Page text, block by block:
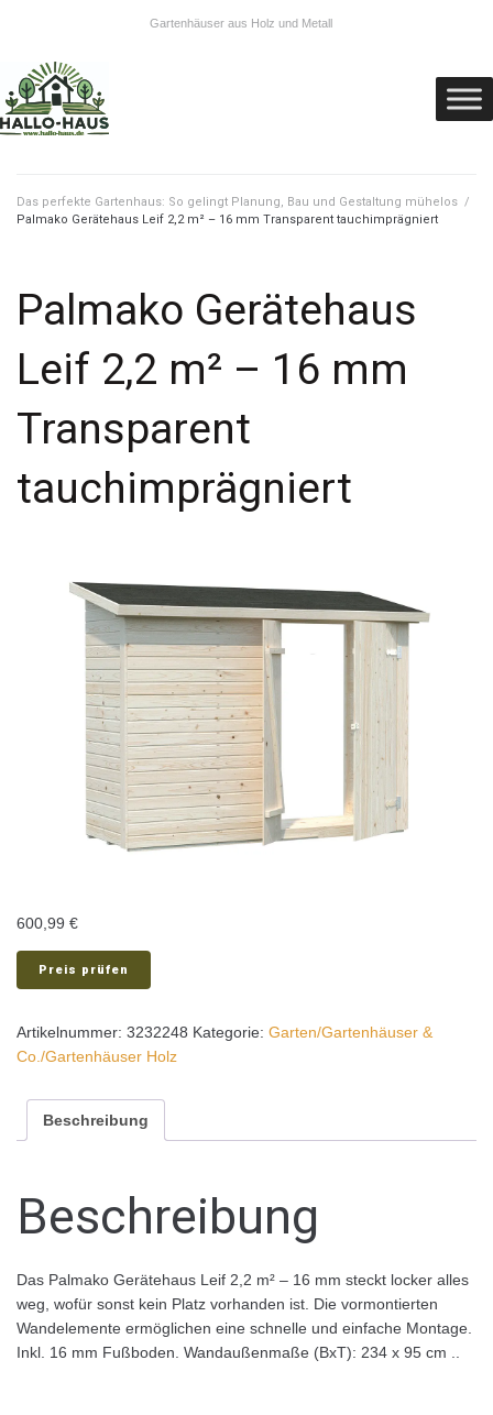
Gartenhäuser aus Holz und Metall
Das perfekte Gartenhaus: So gelingt Planung, Bau und Gestaltung mühelos /
Palmako Gerätehaus Leif 2,2 m² – 16 mm Transparent tauchimprägniert
Palmako Gerätehaus
Leif 2,2 m² – 16 mm
Transparent
tauchimprägniert
600,99 €
Preis prüfen
Artikelnummer: 3232248 Kategorie: Garten/Gartenhäuser &
Co./Gartenhäuser Holz
Beschreibung
Beschreibung
Das Palmako Gerätehaus Leif 2,2 m² – 16 mm steckt locker alles
weg, wofür sonst kein Platz vorhanden ist. Die vormontierten
Wandelemente ermöglichen eine schnelle und einfache Montage.
Inkl. 16 mm Fußboden. Wandaußenmaße (BxT): 234 x 95 cm ..